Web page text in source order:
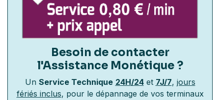
Besoin de contacter
l'Assistance Monétique?
Un Service Technique 24H/24et 7J/7, jours
fériés inclus, pour le dépannage de vos terminaux